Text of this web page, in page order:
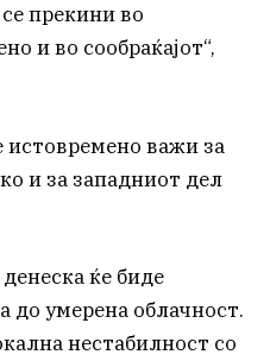
прекини во
и во сообраќајот“,
важи за
и за западниот дел
ќе биде
до умерена облачност.
нестабилност со